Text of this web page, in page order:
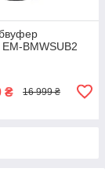
BMWSUB2
₴ 16 999 ₴